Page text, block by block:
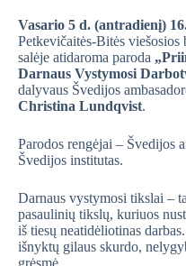
Vasario 5 d. (antradienį)
Petkevičaitės-Bitės
salėje atidaroma paroda
Darnaus Vystymosi
dalyvaus Švedijos
Christina Lundqvist.
Parodos rengėjai – Švedijos
Švedijos institutas.
Darnaus vystymosi tikslai –
pasaulinių tikslų, kuriuos
iš tiesų neatidėliotinas
išnyktų gilaus skurdo,